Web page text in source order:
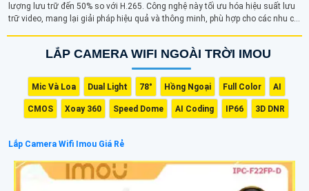
lượng lưu trữ đến 50% so với H.265. Công nghệ này tối ưu hóa hiệu suất lưu
trữ video, mang lại giải pháp hiệu quả và thông minh, phù hợp cho các nhu cầu
LẮP CAMERA WIFI NGOÀI TRỜI IMOU
Mic Và Loa Dual Light 78° Hồng Ngoại Full Color AI
CMOS Xoay 360 Speed Dome AI Coding IP66 3D DNR
Lắp Camera Wifi Imou Giá Rẻ